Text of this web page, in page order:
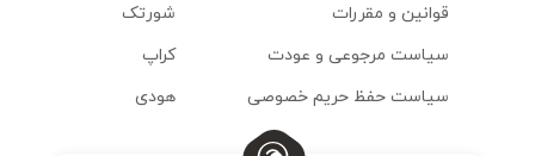
قوانین و مقررات
سیاست مرجوعی و عودت
سیاست حفظ حریم خصوصی
شورتک
کراپ
هودی